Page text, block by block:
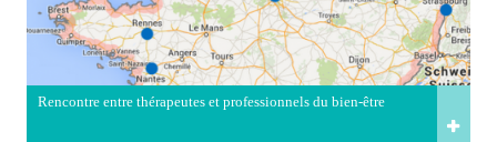
Rencontre entre thérapeutes et professionnels du bien-être